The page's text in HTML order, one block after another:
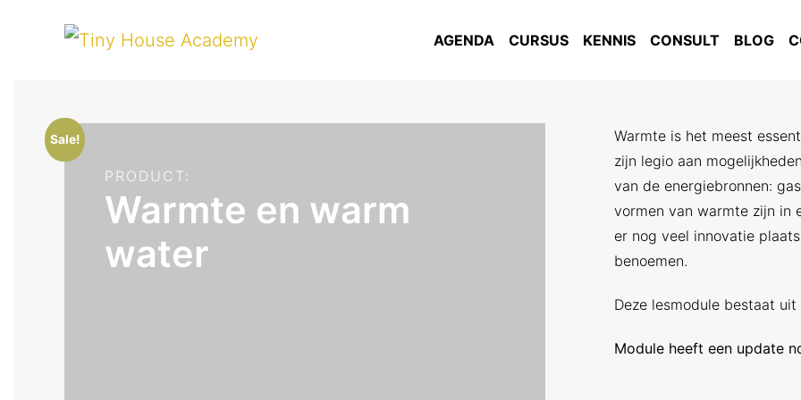
AGENDA CURSUS KENNIS CONSULT BLOG
Sale!
PRODUCT:
Warmte en warm
water
Warmte is het meest
zijn legio aan
van de energiebronnen:
vormen van warmte zijn in
er nog veel innovatie
benoemen.
Deze lesmodule bestaat
Module heeft een update